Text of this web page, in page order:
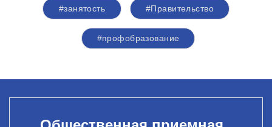
#занятость #Правительство
#профобразование